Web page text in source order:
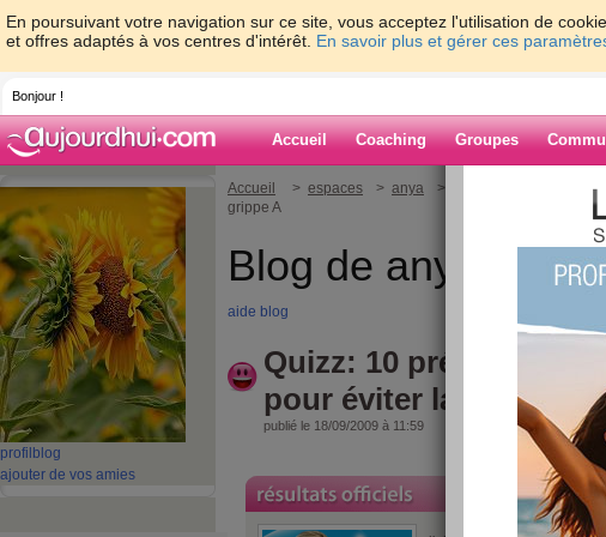
En poursuivant votre navigation sur ce site, vous acceptez l'utilisation de
et offres adaptés à vos centres d'intérêt. En savoir plus et gérer ces
Bonjour !
Accueil Coaching Groupes
profil blog
ajouter de vos amies
Accueil > espaces > anya
> Quizz: 10 précautions
grippe A
Blog de anya
aide blog
Quizz: 10 précautions
pour éviter la grippe A
publié le 18/09/2009 à 11:59